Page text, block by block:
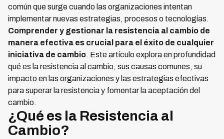
común que surge cuando las organizaciones intentan
implementar nuevas estrategias, procesos o tecnologías.
Comprender y gestionar la resistencia al cambio de
manera efectiva es crucial para el éxito de cualquier
iniciativa de cambio. Este artículo explora en profundidad
qué es la resistencia al cambio, sus causas comunes, su
impacto en las organizaciones y las estrategias efectivas
para superar la resistencia y fomentar la aceptación del
cambio.
¿Qué es la Resistencia al
Cambio?